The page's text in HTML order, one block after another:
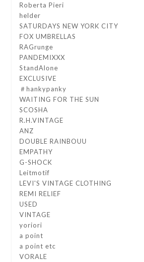
Roberta Pieri
helder
SATURDAYS NEW YORK CITY
FOX UMBRELLAS
RAGrunge
PANDEMIXXX
StandAlone
EXCLUSIVE
＃hankypanky
WAITING FOR THE SUN
SCOSHA
R.H.VINTAGE
ANZ
DOUBLE RAINBOUU
EMPATHY
G-SHOCK
Leitmotif
LEVI'S VINTAGE CLOTHING
REMI RELIEF
USED
VINTAGE
yoriori
a point
a point etc
VORALE